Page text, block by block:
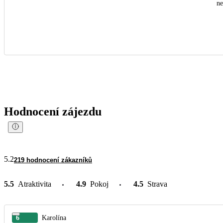
Hodnocení zájezdu
5.2219 hodnocení zákazníků
5.5 Atraktivita 4.9 Pokoj 4.5 Strava
6 Karolína